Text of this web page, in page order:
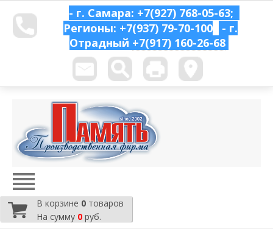
- г. Самара: +7(927) 768-05-63;
Регионы: +7(937) 79-70-100
- г.
Отрадный +7(917) 160-26-68
В корзине 0 товаров
На сумму 0 руб.